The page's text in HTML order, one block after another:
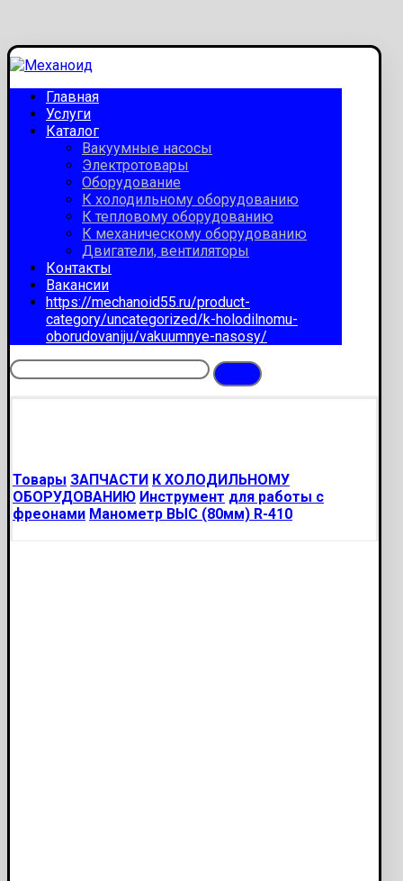
Главная
Услуги
Каталог
Вакуумные насосы
Электротовары
Оборудование
К холодильному оборудованию
К тепловому оборудованию
К механическому оборудованию
Двигатели, вентиляторы
Контакты
Вакансии
https://mechanoid55.ru/product-
category/uncategorized/k-holodilnomu-
oborudovaniju/vakuumnye-nasosy/
Товары ЗАПЧАСТИ К ХОЛОДИЛЬНОМУ
ОБОРУДОВАНИЮ Инструмент для работы с
фреонами Манометр ВЫС (80мм) R-410